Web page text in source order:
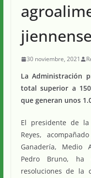
30 noviembre, 2021
La Administración
total superior a
que generan unos
El presidente de la
Reyes,
Ganadería, Medio
Pedro Bruno, ha
resoluciones de la